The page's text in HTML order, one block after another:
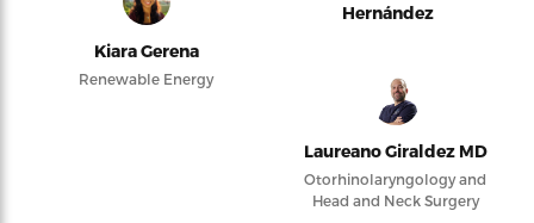
Kiara Gerena
Renewable Energy
Hernández
Laureano Giraldez MD
Otorhinolaryngology and
Head and Neck Surgery